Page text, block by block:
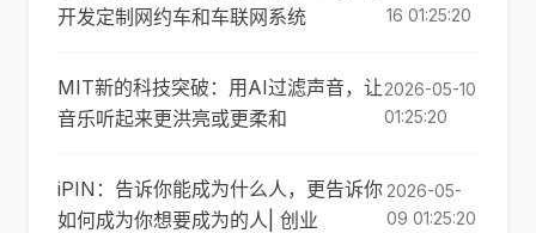
开发定制网约车和车联网系统
16 01:25:20
MIT新的科技突破：用AI过滤声音，让
音乐听起来更洪亮或更柔和
2026-05-10
01:25:20
iPIN：告诉你能成为什么人，更告诉你
如何成为你想要成为的人| 创业
2026-05-
09 01:25:20